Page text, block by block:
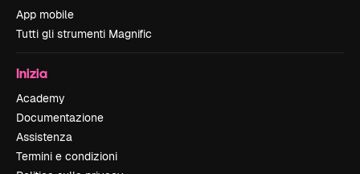
App mobile
Tutti gli strumenti Magnific
Inizia
Academy
Documentazione
Assistenza
Termini e condizioni